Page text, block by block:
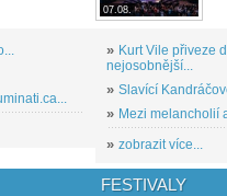
07.08.
» Kurt Vile přiveze
nejosobnější...
» Slavící
» Mezi melancholií
» zobrazit více...
FESTIVALY